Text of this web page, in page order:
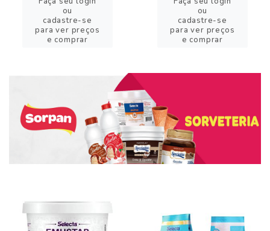
ou
cadastre-se
para ver preços
e comprar
ou
cadastre-se
para ver preços
e comprar